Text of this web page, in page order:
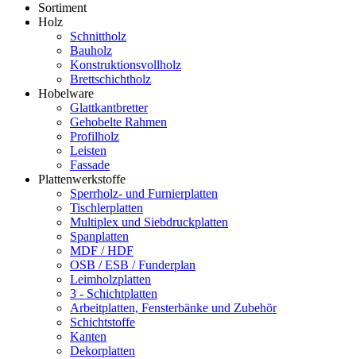
Sortiment
Holz
Schnittholz
Bauholz
Konstruktionsvollholz
Brettschichtholz
Hobelware
Glattkantbretter
Gehobelte Rahmen
Profilholz
Leisten
Fassade
Plattenwerkstoffe
Sperrholz- und Furnierplatten
Tischlerplatten
Multiplex und Siebdruckplatten
Spanplatten
MDF / HDF
OSB / ESB / Funderplan
Leimholzplatten
3 - Schichtplatten
Arbeitplatten, Fensterbänke und Zubehör
Schichtstoffe
Kanten
Dekorplatten